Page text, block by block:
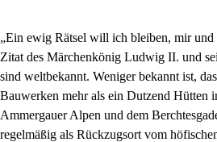
„Ein ewig Rätsel will ich bleiben, mir und
Zitat des Märchenkönig Ludwig II. und
sind weltbekannt. Weniger bekannt ist,
Bauwerken mehr als ein Dutzend Hütten
Ammergauer Alpen und dem
regelmäßig als Rückzugsort vom